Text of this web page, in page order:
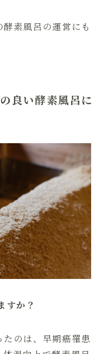
素風呂の運営にも
良い酵素風呂に
すか？
のは、早期癌罹患